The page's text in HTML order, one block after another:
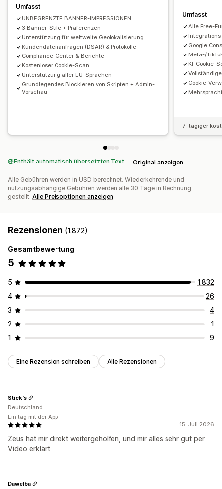
Einwilligungsprotokoll
Cookie-Scanner Datenmanagement Richtliniengenerator
Verordnungen
APA-NZPA APPI CCPA CPRA CTDPA
FADP
DSGVO LGPD PDPA PIPEDA
Umfasst
UNBEGRENZTE BANNER-IMPRESSIONEN
3 Banner-Stile + Präferenzen
Unterstützung für weltweite Geolokalisierung
Kundendatenanfragen (DSAR) & Protokolle
Compliance-Center & Berichte
Kostenloser Cookie-Scan
Unterstützung aller EU-Sprachen
Grundlegendes Blockieren von Skripten + Admin-
Vorschau
Umfasst
Alle Free-
Google
Meta-/
KI-Cookie-
Cookie-
7-tägiger
Enthält automatisch übersetzten Text Original anzeigen
Alle Gebühren werden in USD berechnet. Wiederkehrende und
nutzungsabhängige Gebühren werden alle 30 Tage in Rechnung
gestellt. Alle Preisoptionen anzeigen
Rezensionen (1.872)
Gesamtbewertung
5
5
1.832
4
26
3
4
2
1
1
9
Eine Rezension schreiben Alle Rezensionen
15. Juli 2026
Zeus hat mir direkt weitergeholfen, und mir alles sehr gut per
Video erklärt
Stick's
Deutschland
Ein tag mit der App
Dawelba